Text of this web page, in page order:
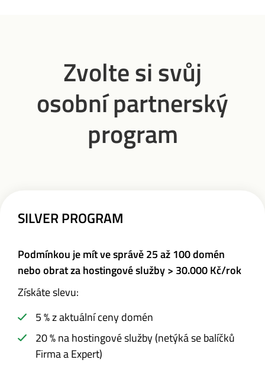
Zvolte si svůj
osobní partnerský
program
SILVER PROGRAM
Podmínkou je mít ve správě 25 až 100 domén
neboobrat za hostingové služby > 30.000 Kč/rok
Získáte slevu:
5 % z aktuální ceny domén
20 % na hostingové služby (netýká se balíčků
Firma a Expert)